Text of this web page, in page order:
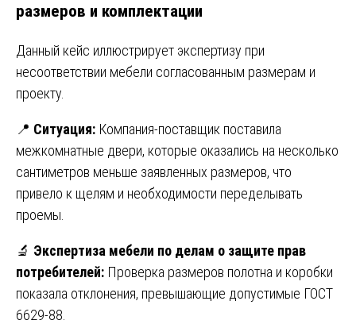
размеров и комплектации
Данный кейс иллюстрирует экспертизу при
несоответствии мебели согласованным размерам и
проекту.
📍 Ситуация: Компания-поставщик поставила
межкомнатные двери, которые оказались на несколько
сантиметров меньше заявленных размеров, что
привело к щелям и необходимости переделывать
проемы.
🔬 Экспертиза мебели по делам о защите прав
потребителей: Проверка размеров полотна и коробки
показала отклонения, превышающие допустимые ГОСТ
6629-88.